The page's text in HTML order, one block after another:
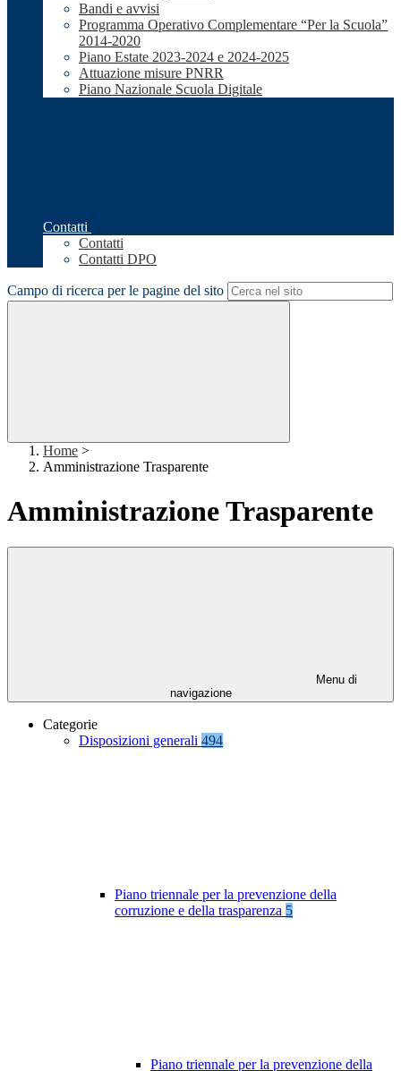
Bandi e avvisi
Programma Operativo Complementare “Per la Scuola”
2014-2020
Piano Estate 2023-2024 e 2024-2025
Attuazione misure PNRR
Piano Nazionale Scuola Digitale
Contatti
Contatti
Contatti DPO
Campo di ricerca per le pagine del sito
Home >
Amministrazione Trasparente
Amministrazione Trasparente
Menu di
navigazione
Categorie
Disposizioni generali 494
Piano triennale per la prevenzione della
corruzione e della trasparenza 5
Piano triennale per la prevenzione della